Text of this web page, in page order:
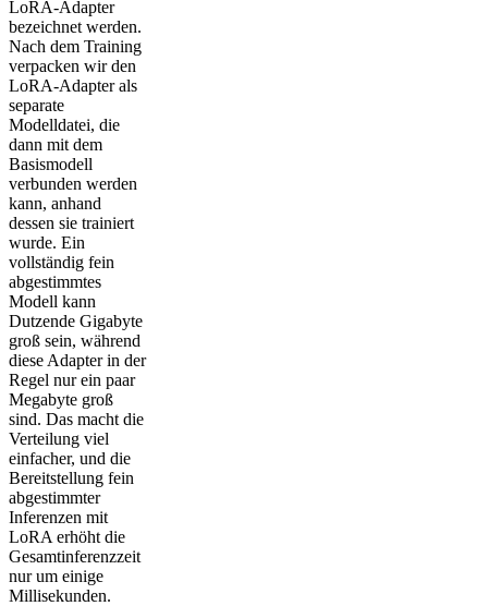
LoRA-Adapter
bezeichnet werden.
Nach dem Training
verpacken wir den
LoRA-Adapter als
separate
Modelldatei, die
dann mit dem
Basismodell
verbunden werden
kann, anhand
dessen sie trainiert
wurde. Ein
vollständig fein
abgestimmtes
Modell kann
Dutzende Gigabyte
groß sein, während
diese Adapter in der
Regel nur ein paar
Megabyte groß
sind. Das macht die
Verteilung viel
einfacher, und die
Bereitstellung fein
abgestimmter
Inferenzen mit
LoRA erhöht die
Gesamtinferenzzeit
nur um einige
Millisekunden.